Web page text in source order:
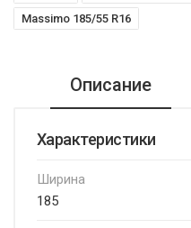
Massimo 185/55 R16
Описание
Характеристики
Ширина
185